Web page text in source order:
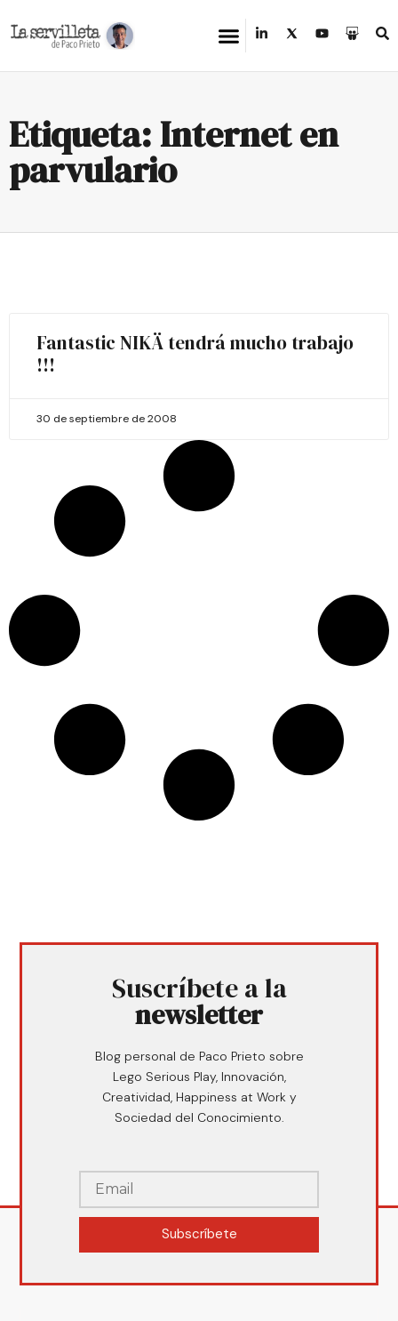
Etiqueta: Internet en
parvulario
Fantastic NIKÄ tendrá mucho trabajo
!!!
30 de septiembre de 2008
Suscríbete a la
newsletter
Blog personal de Paco Prieto sobre
Lego Serious Play, Innovación,
Creatividad, Happiness at Work y
Sociedad del Conocimiento.
Subscríbete